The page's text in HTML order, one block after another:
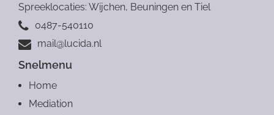
Spreeklocaties: Wijchen, Beuningen en Tiel
0487-540110
mail@lucida.nl
Snelmenu
Home
Mediation